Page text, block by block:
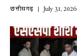
छत्तीसगढ़ July 31, 2026